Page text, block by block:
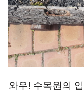
와우! 수목원의